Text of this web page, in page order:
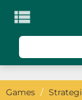

Games
Action
Games / Strategi